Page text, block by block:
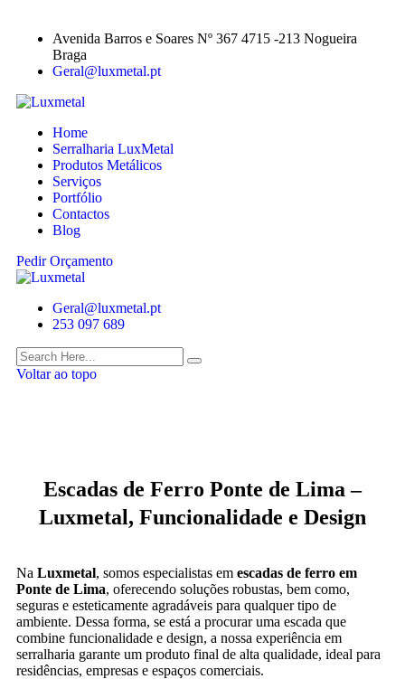
Avenida Barros e Soares Nº 367 4715 -213 Nogueira
Braga
Geral@luxmetal.pt
Home
Serralharia LuxMetal
Produtos Metálicos
Serviços
Portfólio
Contactos
Blog
Pedir Orçamento
Geral@luxmetal.pt
253 097 689
Voltar ao topo
Escadas de Ferro Ponte de Lima –
Luxmetal, Funcionalidade e Design
Na Luxmetal, somos especialistas em escadas de ferro em
Ponte de Lima, oferecendo soluções robustas, bem como,
seguras e esteticamente agradáveis para qualquer tipo de
ambiente. Dessa forma, se está a procurar uma escada que
combine funcionalidade e design, a nossa experiência em
serralharia garante um produto final de alta qualidade, ideal para
residências, empresas e espaços comerciais.